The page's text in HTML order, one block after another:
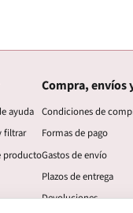
ayuda
filtrar
producto
Compra, envíos
Condiciones de
Formas de pago
Gastos de envío
Plazos de entrega
Devoluciones